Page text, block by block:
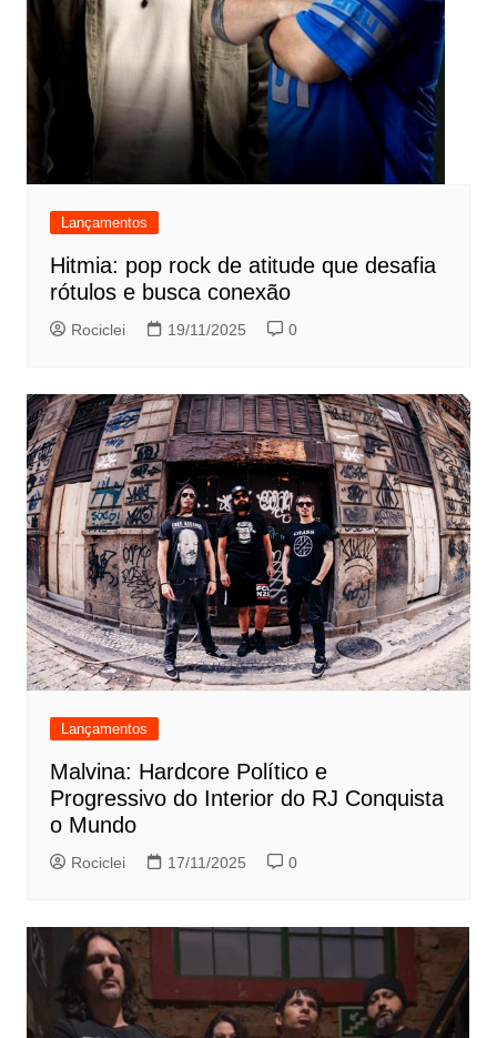
Lançamentos
Hitmia: pop rock de atitude que desafia
rótulos e busca conexão
Rociclei 19/11/2025 0
Lançamentos
Malvina: Hardcore Político e
Progressivo do Interior do RJ Conquista
o Mundo
Rociclei 17/11/2025 0